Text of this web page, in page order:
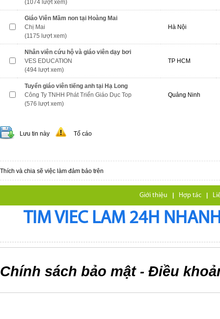
(1074 lượt xem)
Giáo Viên Mầm non tại Hoàng Mai
Chị Mai
(1175 lượt xem)
Hà Nội
Nhân viên cứu hộ và giáo viên dạy bơi
VES EDUCATION
(494 lượt xem)
TP HCM
Tuyển giáo viên tiếng anh tại Hạ Long
Công Ty TNHH Phát Triển Giáo Dục Top
(576 lượt xem)
Quảng Ninh
Lưu tin này Tố cáo
Thích và chia sẽ việc làm đảm bảo trên
Giới thiệu | Hợp tác |
TIM VIEC LAM 24H
Chính sách bảo mật - Điều